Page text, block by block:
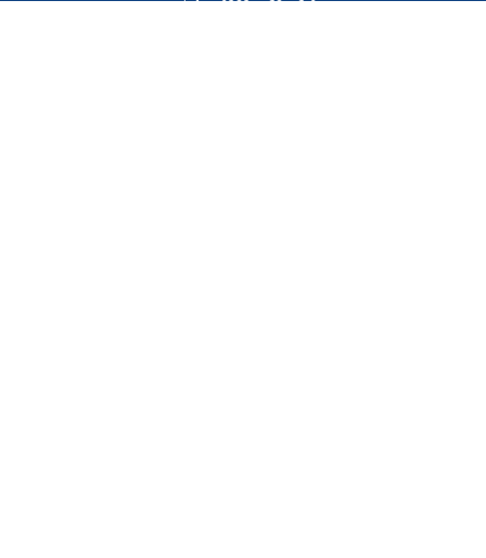
Telefon: 02825 539453-0